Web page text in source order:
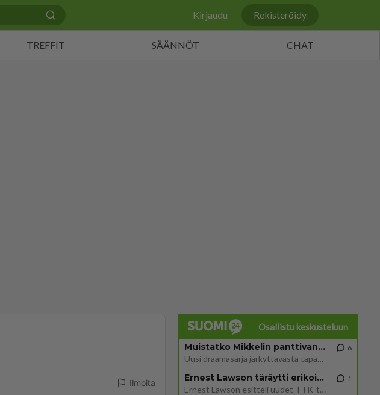
Kirjaudu Rekisteröidy
TREFFIT SÄÄNNÖT CHAT
Ilmoita
Osallistu keskusteluun
Muistatko Mikkelin panttivankidraaman?
Uusi draamasarja järkyttävästä tapauksesta on tulossa. Tositapahtumiin perustuva sarja ammentaa vuoden 1986 Mikkelin pan
6
Ernest Lawson täräytti erikoisen heiton TTK-lehdistötilaisuudessa: " Onko tässä tarkoituksena...?"
Ernest Lawson esitteli uudet TTK-tähtioppilaat ja opettajat torstaina 6.8. lehdistölle. Tulevalla kaudella on yksi hausk
1